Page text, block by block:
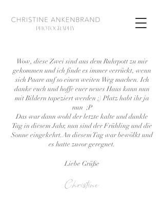
PHOTOGRAPHY
Wow, diese Zwei sind aus dem Ruhrpott zu mir
gekommen und ich finde es immer verrückt, wenn
sich Paare auf so einen weiten Weg machen. Ich
danke euch und hoffe euer neues Haus kann nun
mit Bildern tapeziert werden ;) Platz habt ihr ja
nun ;P
Das war dann wohl der letzte kalte und dunkle
Tag in diesem Jahr, nun sind der Frühling und die
Sonne eingekehrt.An diesem Tag war bewölkt und
es hatte zuvor geregnet.
Liebe Grüße
Christine